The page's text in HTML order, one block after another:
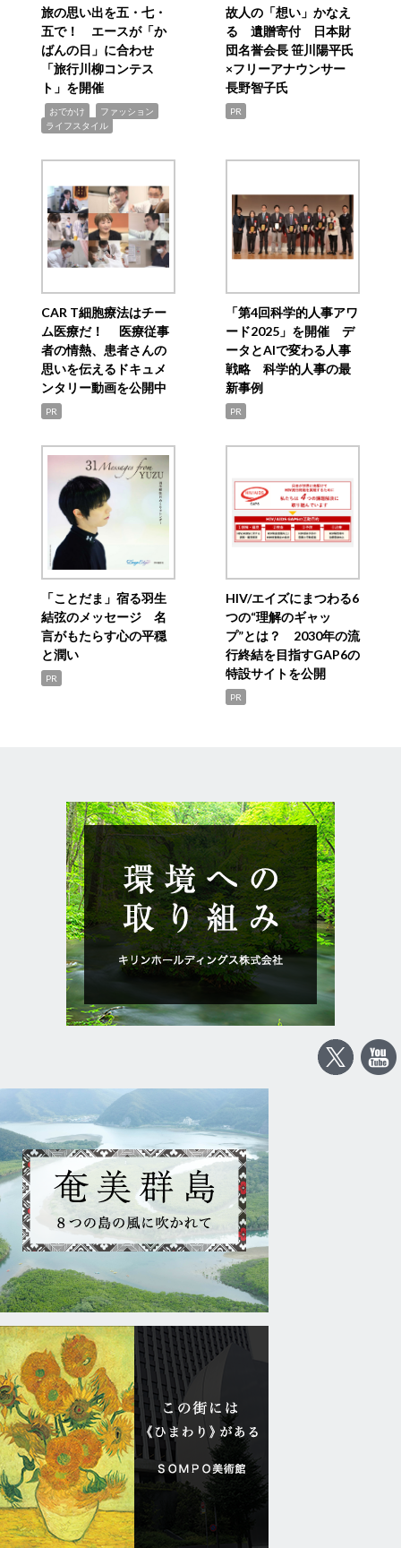
旅の思い出を五・七・
五で！ エースが「か
ばんの日」に合わせ
「旅行川柳コンテス
ト」を開催
おでかけ ファッション
ライフスタイル
故人の「想い」かなえ
る 遺贈寄付 日本財
団名誉会長 笹川陽平氏
×フリーアナウンサー
長野智子氏
PR
CAR T細胞療法はチー
ム医療だ！ 医療従事
者の情熱、患者さんの
思いを伝えるドキュメ
ンタリー動画を公開中
PR
「第4回科学的人事アワ
ード2025」を開催 デ
ータとAIで変わる人事
戦略 科学的人事の最
新事例
PR
「ことだま」宿る羽生
結弦のメッセージ 名
言がもたらす心の平穏
と潤い
PR
HIV/エイズにまつわる6
つの“理解のギャッ
プ”とは？ 2030年の流
行終結を目指すGAP6の
特設サイトを公開
PR